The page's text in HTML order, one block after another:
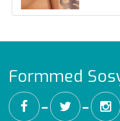
Formmed
━ ━